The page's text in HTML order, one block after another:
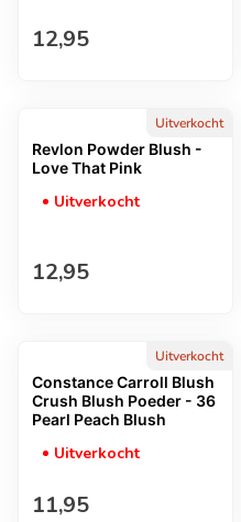
Normale prijs
12,95
Uitverkocht
Revlon Powder Blush -
Love That Pink
Uitverkocht
Normale prijs
12,95
Uitverkocht
Constance Carroll Blush
Crush Blush Poeder - 36
Pearl Peach Blush
Uitverkocht
Normale prijs
11,95